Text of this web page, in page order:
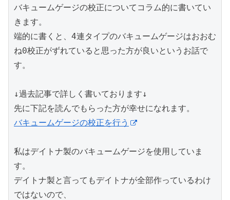
バキュームゲージの校正についてコラム的に書いてい
きます。
端的に書くと、4連タイプのバキュームゲージはおおむ
ね0校正がずれていると思った方が良いというお話で
す。
↓過去記事で詳しく書いております↓
先に下記を読んでもらった方が幸せになれます。
バキュームゲージの校正を行う
私はデイトナ製のバキュームゲージを使用していま
す。
デイトナ製と言ってもデイトナが全部作っているわけ
ではないので、